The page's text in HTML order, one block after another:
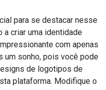
para se destacar nesse
a criar uma identidade
com apenas
um sonho, pois você pode
de logotipos de
plataforma. Modifique o